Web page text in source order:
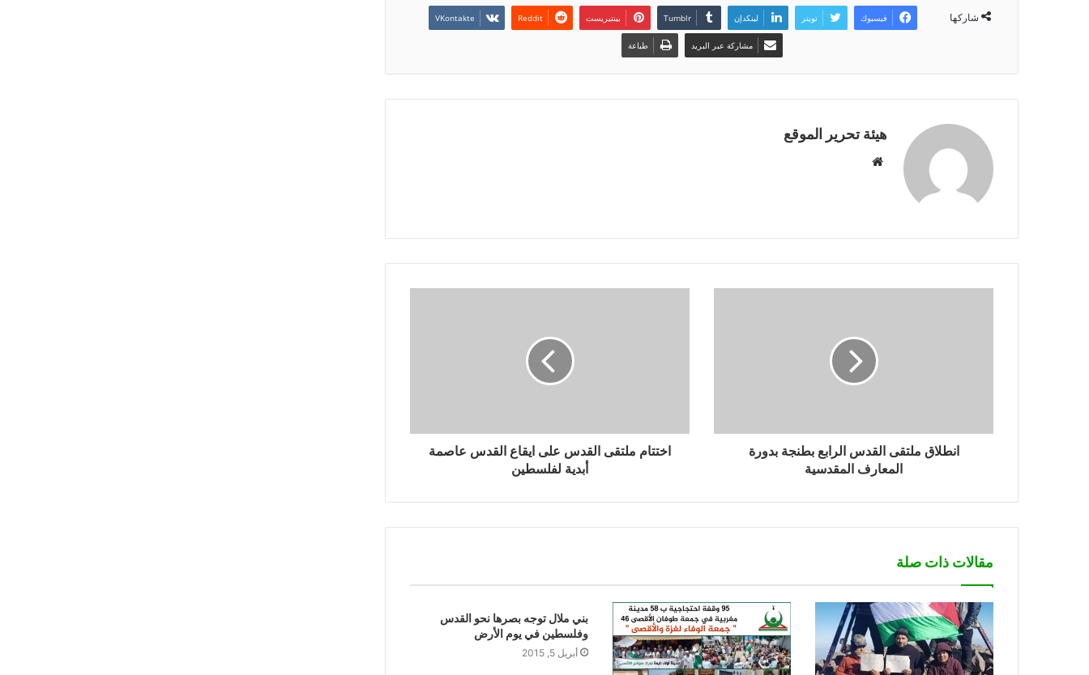
شاركها فيسبوك تويتر لينكدإن بينتيريست
مشاركة عبر البريد طباعة
هيئة تحرير الموقع
انطلاق ملتقى القدس الرابع بطنجة بدورة
المعارف المقدسية
اختتام ملتقى القدس على ايقاع القدس عاصمة
أبدية لفلسطين
مقالات ذات صلة
بني ملال توجه بصرها نحو القدس
وفلسطين في يوم الأرض
أبريل 5, 2015